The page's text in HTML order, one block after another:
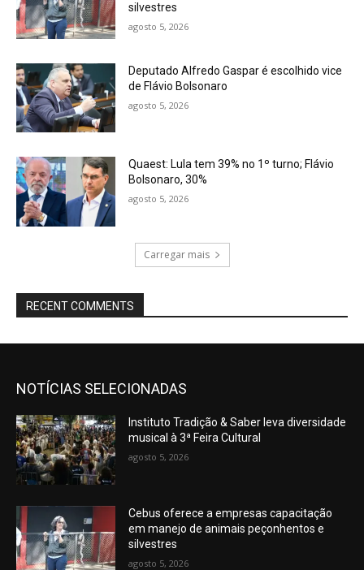
silvestres
agosto 5, 2026
Deputado Alfredo Gaspar é escolhido vice
de Flávio Bolsonaro
agosto 5, 2026
Quaest: Lula tem 39% no 1º turno; Flávio
Bolsonaro, 30%
agosto 5, 2026
Carregar mais
RECENT COMMENTS
NOTÍCIAS SELECIONADAS
Instituto Tradição & Saber leva diversidade
musical à 3ª Feira Cultural
agosto 5, 2026
Cebus oferece a empresas capacitação
em manejo de animais peçonhentos e
silvestres
agosto 5, 2026